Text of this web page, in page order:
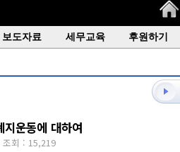
보도자료 세무교육 후원하기
지운동에 대하여
조회 : 15,219